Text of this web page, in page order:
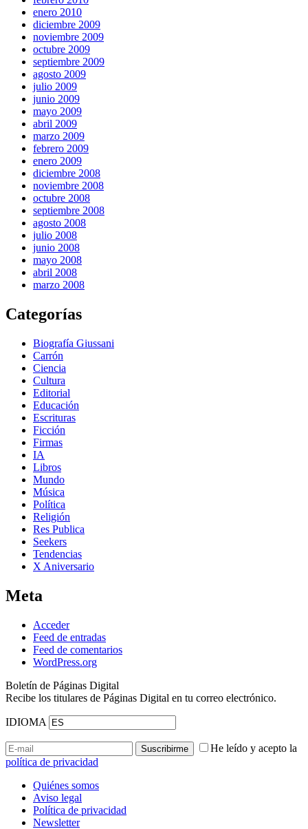
enero 2010
diciembre 2009
noviembre 2009
octubre 2009
septiembre 2009
agosto 2009
julio 2009
junio 2009
mayo 2009
abril 2009
marzo 2009
febrero 2009
enero 2009
diciembre 2008
noviembre 2008
octubre 2008
septiembre 2008
agosto 2008
julio 2008
junio 2008
mayo 2008
abril 2008
marzo 2008
Categorías
Biografía Giussani
Carrón
Ciencia
Cultura
Editorial
Educación
Escrituras
Ficción
Firmas
IA
Libros
Mundo
Música
Política
Religión
Res Publica
Seekers
Tendencias
X Aniversario
Meta
Acceder
Feed de entradas
Feed de comentarios
WordPress.org
Boletín de Páginas Digital
Recibe los titulares de Páginas Digital en tu correo electrónico.
IDIOMA
He leído y acepto la
política de privacidad
Quiénes somos
Aviso legal
Política de privacidad
Newsletter